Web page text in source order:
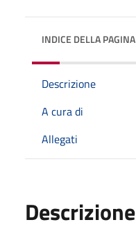
INDICE DELLA PAGINA
Descrizione
A cura di
Allegati
Descrizione